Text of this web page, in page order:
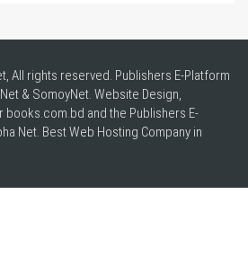
All rights reserved. Publishers E-Platform
& SomoyNet. Website Design,
books.com.bd and the Publishers E-
Net. BestWeb Hosting Company in